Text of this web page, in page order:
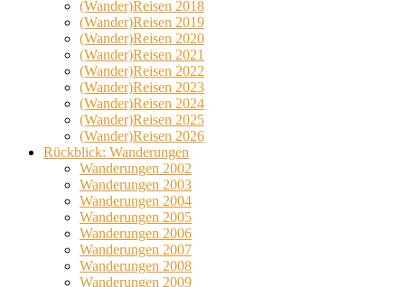
(Wander)Reisen 2018
(Wander)Reisen 2019
(Wander)Reisen 2020
(Wander)Reisen 2021
(Wander)Reisen 2022
(Wander)Reisen 2023
(Wander)Reisen 2024
(Wander)Reisen 2025
(Wander)Reisen 2026
Rückblick: Wanderungen
Wanderungen 2002
Wanderungen 2003
Wanderungen 2004
Wanderungen 2005
Wanderungen 2006
Wanderungen 2007
Wanderungen 2008
Wanderungen 2009